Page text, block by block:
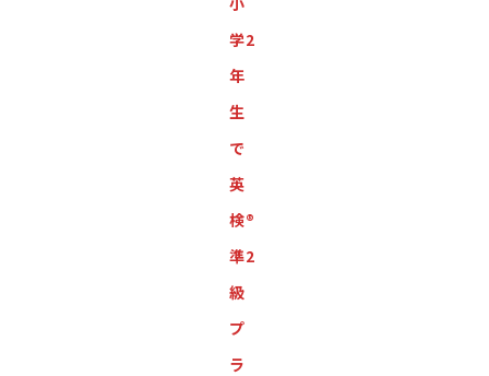
学2
年
生
で
英
検®︎
準2
級
プ
ラ